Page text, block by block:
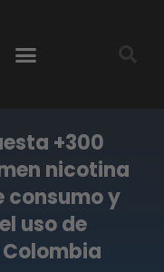
+300
nicotina
consumo y
uso de